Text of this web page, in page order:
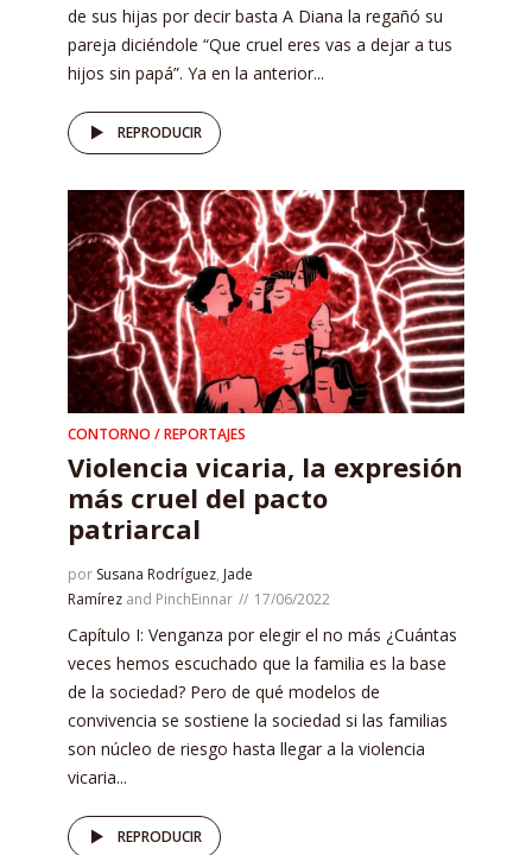
de sus hijas por decir basta A Diana la regañó su
pareja diciéndole “Que cruel eres vas a dejar a tus
hijos sin papá”. Ya en la anterior...
REPRODUCIR
CONTORNO / REPORTAJES
Violencia vicaria, la expresión
más cruel del pacto
patriarcal
por Susana Rodríguez, Jade
Ramírez and PinchEinnar 17/06/2022
Capítulo I: Venganza por elegir el no más ¿Cuántas
veces hemos escuchado que la familia es la base
de la sociedad? Pero de qué modelos de
convivencia se sostiene la sociedad si las familias
son núcleo de riesgo hasta llegar a la violencia
vicaria...
REPRODUCIR